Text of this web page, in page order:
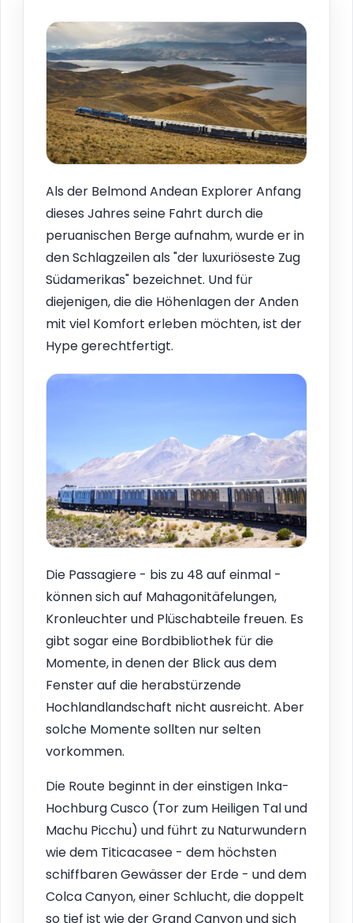
Als der Belmond Andean Explorer Anfang
dieses Jahres seine Fahrt durch die
peruanischen Berge aufnahm, wurde er in
den Schlagzeilen als "der luxuriöseste Zug
Südamerikas" bezeichnet. Und für
diejenigen, die die Höhenlagen der Anden
mit viel Komfort erleben möchten, ist der
Hype gerechtfertigt.
Die Passagiere - bis zu 48 auf einmal -
können sich auf Mahagonitäfelungen,
Kronleuchter und Plüschabteile freuen. Es
gibt sogar eine Bordbibliothek für die
Momente, in denen der Blick aus dem
Fenster auf die herabstürzende
Hochlandlandschaft nicht ausreicht. Aber
solche Momente sollten nur selten
vorkommen.
Die Route beginnt in der einstigen Inka-
Hochburg Cusco (Tor zum Heiligen Tal und
Machu Picchu) und führt zu Naturwundern
wie dem Titicacasee - dem höchsten
schiffbaren Gewässer der Erde - und dem
Colca Canyon, einer Schlucht, die doppelt
so tief ist wie der Grand Canyon und sich